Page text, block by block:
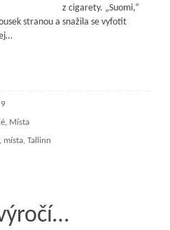
z cigarety. „Suomi,“
stranou a snažila se vyfotit
, Místa
místa, Tallinn